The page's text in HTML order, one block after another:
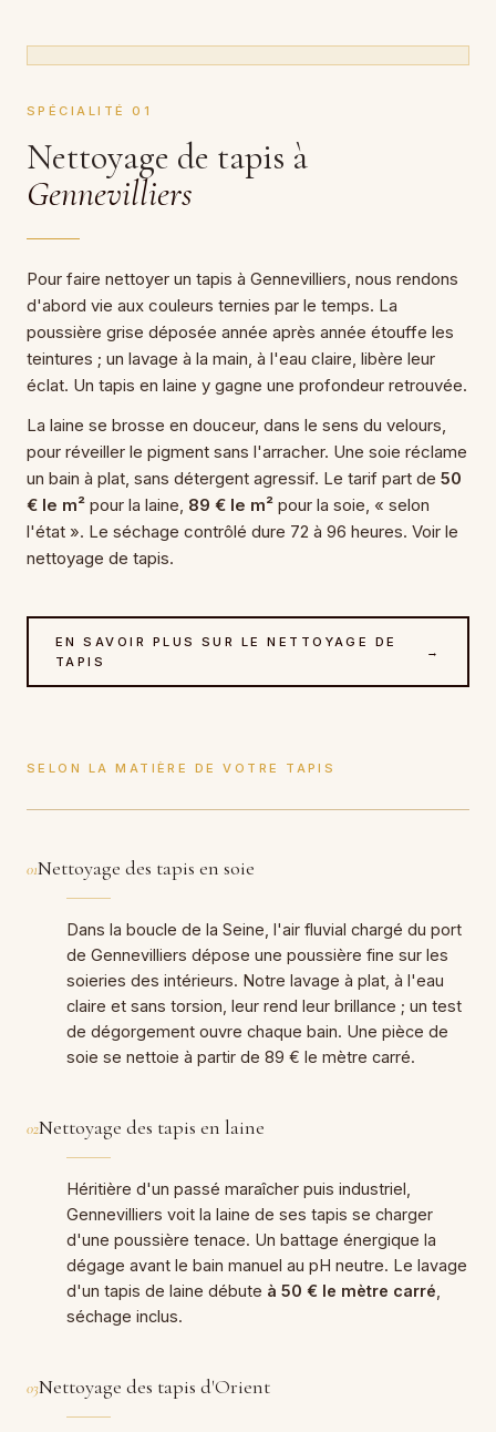
SPÉCIALITÉ 01
Nettoyage de tapis à
Gennevilliers
Pour faire nettoyer un tapis à Gennevilliers, nous rendons
d'abord vie aux couleurs ternies par le temps. La
poussière grise déposée année après année étouffe les
teintures ; un lavage à la main, à l'eau claire, libère leur
éclat. Un tapis en laine y gagne une profondeur retrouvée.
La laine se brosse en douceur, dans le sens du velours,
pour réveiller le pigment sans l'arracher. Une soie réclame
un bain à plat, sans détergent agressif. Le tarif part de 50
€ le m² pour la laine, 89 € le m² pour la soie, « selon
l'état ». Le séchage contrôlé dure 72 à 96 heures. Voir le
nettoyage de tapis.
EN SAVOIR PLUS SUR LE NETTOYAGE DE
TAPIS
→
SELON LA MATIÈRE DE VOTRE TAPIS
01Nettoyage des tapis en soie
Dans la boucle de la Seine, l'air fluvial chargé du port
de Gennevilliers dépose une poussière fine sur les
soieries des intérieurs. Notre lavage à plat, à l'eau
claire et sans torsion, leur rend leur brillance ; un test
de dégorgement ouvre chaque bain. Une pièce de
soie se nettoie à partir de 89 € le mètre carré.
02Nettoyage des tapis en laine
Héritière d'un passé maraîcher puis industriel,
Gennevilliers voit la laine de ses tapis se charger
d'une poussière tenace. Un battage énergique la
dégage avant le bain manuel au pH neutre. Le lavage
d'un tapis de laine débute à 50 € le mètre carré
séchage inclus.
03Nettoyage des tapis d'Orient